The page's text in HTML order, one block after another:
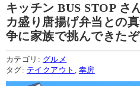
キッチン BUS STOP さ
カ盛り唐揚げ弁当との
争に家族で挑んできたぞ
カテゴリ: グルメ
タグ: テイクアウト , 幸房